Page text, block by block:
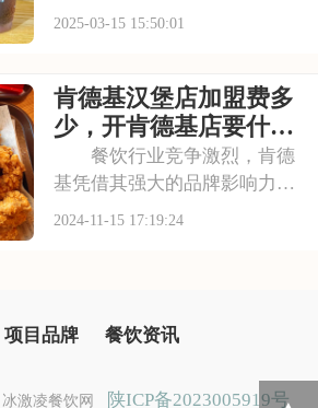
牌加盟无疑能为你赢得更多优
和强大的市场影响力吸引了无
数创业者的目光。本文将为你
揭秘蜜雪冰城加盟费
2025-03-15 15:50:01
肯德基汉堡店加盟费多
少，开肯德基店要什么
条件
餐饮行业竞争激烈，肯德
基凭借其强大的品牌影响力和
成熟的运营模式，成为创业者
是评估品牌实力与长期合作潜
力的重要参考。各位
2024-11-15 17:19:24
项目品牌 餐饮资讯
激凌餐饮网 陕ICP备2023005919号